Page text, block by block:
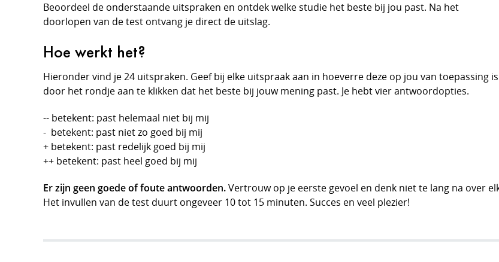
Beoordeel de onderstaande uitspraken en ontdek welke studie het beste bij jou past. Na het
doorlopen van de test ontvang je direct de uitslag.
Hoe werkt het?
Hieronder vind je 24 uitspraken. Geef bij elke uitspraak aan in hoeverre deze op jou van toepassing is
door het rondje aan te klikken dat het beste bij jouw mening past. Je hebt vier antwoordopties.
-- betekent: past helemaal niet bij mij
- betekent: past niet zo goed bij mij
+ betekent: past redelijk goed bij mij
++ betekent: past heel goed bij mij
Er zijn geen goede of foute antwoorden.Vertrouw op je eerste gevoel en denk niet te lang na over
Het invullen van de test duurt ongeveer 10 tot 15 minuten. Succes en veel plezier!